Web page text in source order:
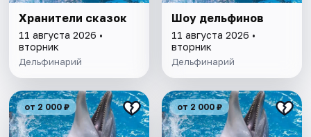
Хранители сказок
11 августа 2026 •
вторник
Дельфинарий
Шоу дельфинов
11 августа 2026 •
вторник
Дельфинарий
от 2 000 ₽ от 2 000 ₽